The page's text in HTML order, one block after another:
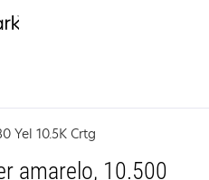
Yel 10.5K Crtg
amarelo, 10.500